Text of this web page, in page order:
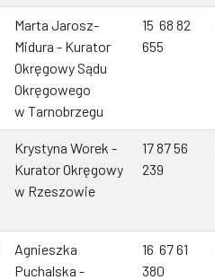
Marta Jarosz-
Midura - Kurator
Okręgowy Sądu
Okręgowego
w Tarnobrzegu
15 68 82
655
Krystyna Worek -
Kurator Okręgowy
w Rzeszowie
17 87 56
239
Agnieszka
Puchalska -
16 67 61
380